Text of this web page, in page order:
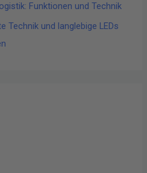
Funktionen und Technik
Technik und langlebige LEDs